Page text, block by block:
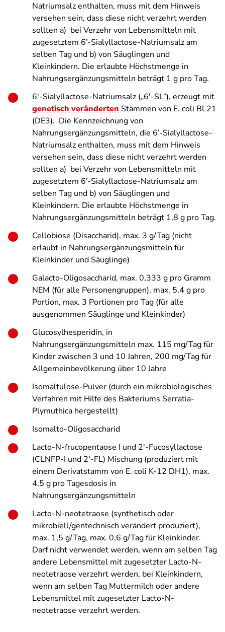
Natriumsalz enthalten, muss mit dem Hinweis
versehen sein, dass diese nicht verzehrt werden
sollten a) bei Verzehr von Lebensmitteln mit
zugesetztem 6’-Sialyllactose-Natriumsalz am
selben Tag und b) von Säuglingen und
Kleinkindern. Die erlaubte Höchstmenge in
Nahrungsergänzungsmitteln beträgt 1 g pro Tag.
6′-Sialyllactose-Natriumsalz („6′-SL“), erzeugt mit
genetisch veränderten Stämmen von E. coli BL21
(DE3). Die Kennzeichnung von
Nahrungsergänzungsmitteln, die 6’-Sialyllactose-
Natriumsalz enthalten, muss mit dem Hinweis
versehen sein, dass diese nicht verzehrt werden
sollten a) bei Verzehr von Lebensmitteln mit
zugesetztem 6’-Sialyllactose-Natriumsalz am
selben Tag und b) von Säuglingen und
Kleinkindern. Die erlaubte Höchstmenge in
Nahrungsergänzungsmitteln beträgt 1,8 g pro Tag.
Cellobiose (Disaccharid), max. 3 g/Tag (nicht
erlaubt in Nahrungsergänzungsmitteln für
Kleinkinder und Säuglinge)
Galacto-Oligosaccharid, max. 0,333 g pro Gramm
NEM (für alle Personengruppen), max. 5,4 g pro
Portion, max. 3 Portionen pro Tag (für alle
ausgenommen Säuglinge und Kleinkinder)
Glucosylhesperidin, in
Nahrungsergänzungsmitteln max. 115 mg/Tag für
Kinder zwischen 3 und 10 Jahren, 200 mg/Tag für
Allgemeinbevölkerung über 10 Jahre
Isomaltulose-Pulver (durch ein mikrobiologisches
Verfahren mit Hilfe des Bakteriums Serratia-
Plymuthica hergestellt)
Isomalto-Oligosaccharid
Lacto-N-frucopentaose I und 2'-Fucosyllactose
(CLNFP-I und 2'-FL) Mischung (produziert mit
einem Derivatstamm von E. coli K-12 DH1), max.
4,5 g pro Tagesdosis in
Nahrungsergänzungsmitteln
Lacto-N-neotetraose (synthetisch oder
mikrobiell/gentechnisch verändert produziert),
max. 1,5 g/Tag, max. 0,6 g/Tag für Kleinkinder.
Darf nicht verwendet werden, wenn am selben Tag
andere Lebensmittel mit zugesetzter Lacto-N-
neotetraose verzehrt werden, bei Kleinkindern,
wenn am selben Tag Muttermilch oder andere
Lebensmittel mit zugesetzter Lacto-N-
neotetraose verzehrt werden.